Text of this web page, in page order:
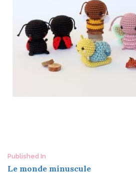
Post
Published In
Le monde minuscule